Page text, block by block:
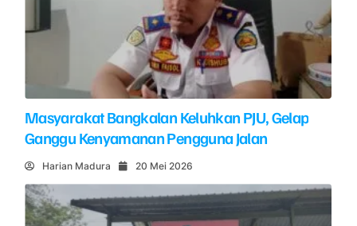
Masyarakat Bangkalan Keluhkan PJU, Gelap
Ganggu Kenyamanan Pengguna Jalan
Harian Madura 20 Mei 2026